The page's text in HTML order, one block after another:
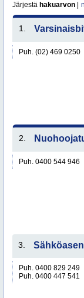
Järjestä hakuarvon
1.
Puh. (02) 469 0250
2.
Puh. 0400 544 946
3.
Puh. 0400 829 249
Puh. 0400 447 541